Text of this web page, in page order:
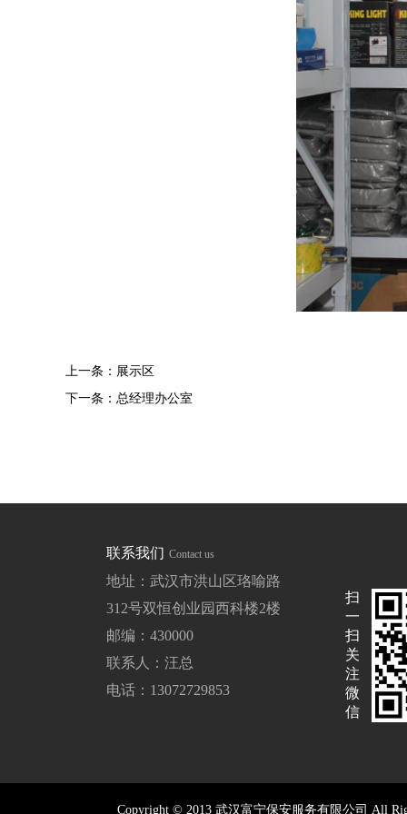
上一条： 展示区
下一条： 总经理办公室
联系我们 Contact us
地址：武汉市洪山区珞喻路
312号双恒创业园西科楼2楼
邮编：430000
联系人：汪总
电话：13072729853
扫
一
扫
关
注
微
信
Copyright © 2013 武汉富宁保安服务有限公司 All